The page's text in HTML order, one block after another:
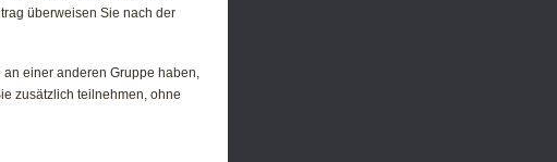
überweisen Sie nach der
an einer anderen Gruppe haben,
zusätzlich teilnehmen, ohne